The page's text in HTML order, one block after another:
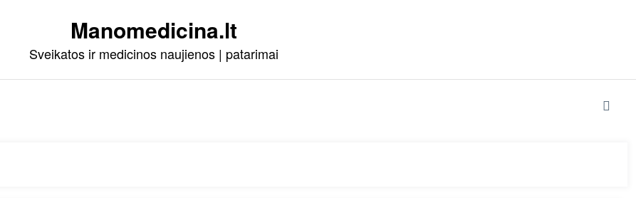
Manomedicina.lt
Sveikatos ir medicinos naujienos | patarimai